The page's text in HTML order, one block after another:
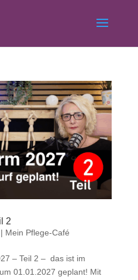
2
| Mein Pflege-Café
– Teil 2 – das ist im
01.01.2027 geplant! Mit